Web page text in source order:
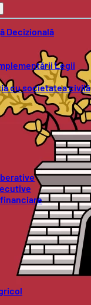
Decizională
Legii
cu societatea civilă